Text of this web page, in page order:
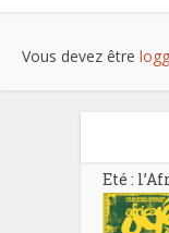
Vous devez être
Eté :